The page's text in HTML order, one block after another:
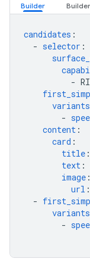
candidates :
- selector :
-
variants
-
content :
card :
title :
text :
image :
url :
-
variants
-